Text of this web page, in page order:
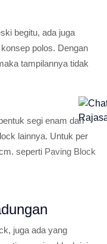
begitu, ada juga
polos. Dengan
tampilannya tidak
segi enam dan
lainnya. Untuk per
seperti Paving Block
juga ada yang